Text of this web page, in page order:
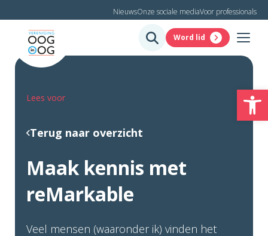
NieuwsOnze sociale mediaVoor professionals
Word lid
Lees voor
Terug naar overzicht
Maak kennis met
reMarkable
Veel mensen (waaronder ik) vinden het